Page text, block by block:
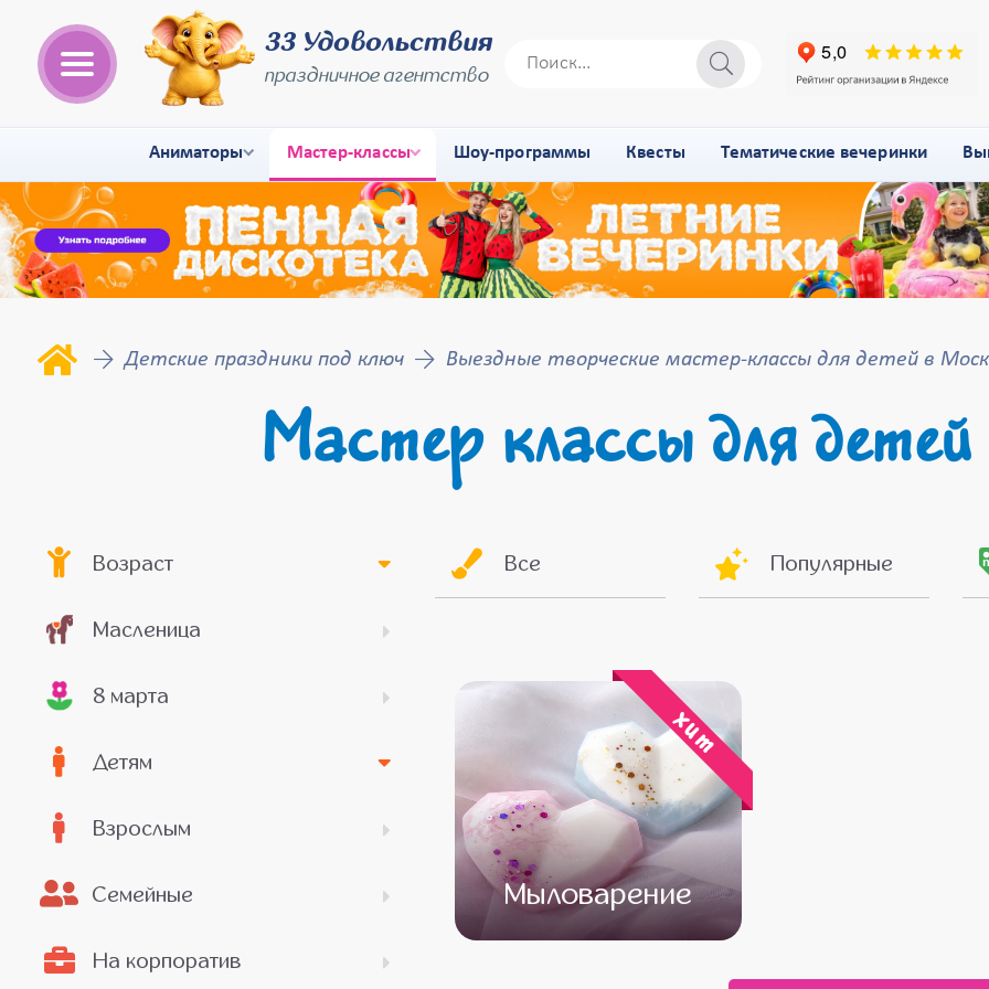
33 Удовольствия
праздничное агентство
Аниматоры Мастер-классы Шоу-программы Квесты Тематические вечеринки
Детские праздники под ключ Выездные творческие мастер-классы для детей в
Мастер классы для
Возраст
Масленица
8 марта
Детям
Взрослым
Семейные
На корпоратив
Все Популярные
Мыловарение
хит